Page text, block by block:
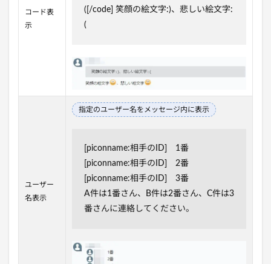
コード表
示
([/code] 笑顔の絵文字:)、悲しい絵文字:
(
ユーザー
名表示
指定のユーザー名をメッセージ内に表示
[piconname:相手のID] 1番
[piconname:相手のID] 2番
[piconname:相手のID] 3番
A件は1番さん、B件は2番さん、C件は3
番さんに連絡してください。